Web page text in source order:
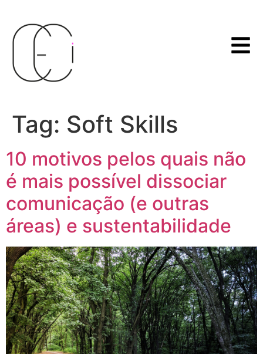
Tag: Soft Skills
10 motivos pelos quais não
é mais possível dissociar
comunicação (e outras
áreas) e sustentabilidade